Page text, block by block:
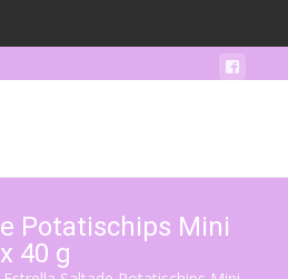
Potatischips Mini
40 g